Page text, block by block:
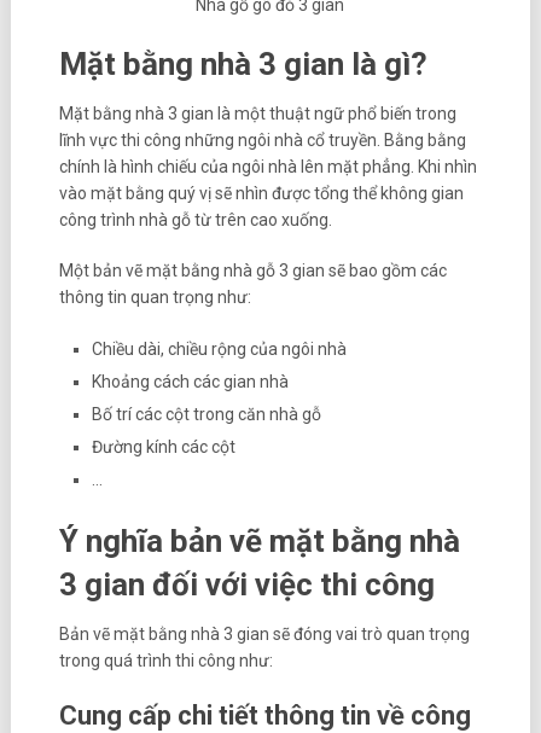
Nhà gỗ gõ đỏ 3 gian
Mặt bằng nhà 3 gian là gì?
Mặt bằng nhà 3 gian là một thuật ngữ phổ biến trong
lĩnh vực thi công những ngôi nhà cổ truyền. Bằng bằng
chính là hình chiếu của ngôi nhà lên mặt phẳng. Khi nhìn
vào mặt bằng quý vị sẽ nhìn được tổng thể không gian
công trình nhà gỗ từ trên cao xuống.
Một bản vẽ mặt bằng nhà gỗ 3 gian sẽ bao gồm các
thông tin quan trọng như:
Chiều dài, chiều rộng của ngôi nhà
Khoảng cách các gian nhà
Bố trí các cột trong căn nhà gỗ
Đường kính các cột
Ý nghĩa bản vẽ mặt bằng nhà
3 gian đối với việc thi công
Bản vẽ mặt bằng nhà 3 gian sẽ đóng vai trò quan trọng
trong quá trình thi công như:
Cung cấp chi tiết thông tin về công